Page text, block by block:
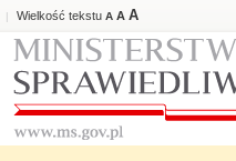
| Wielkość tekstu A A A